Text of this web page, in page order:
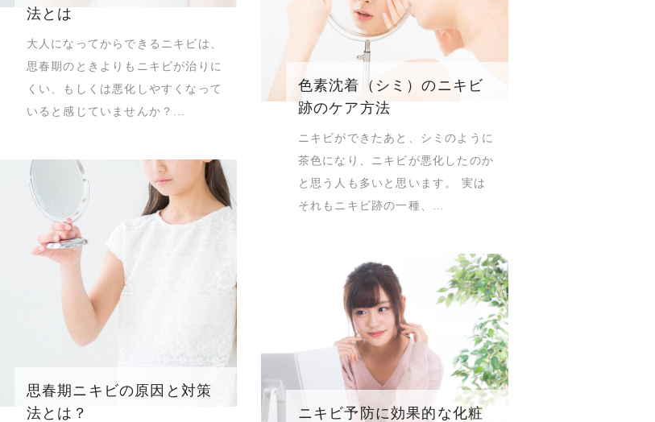
法とは
大人になってからできるニキビは、
思春期のときよりもニキビが治りに
くい、もしくは悪化しやすくなって
いると感じていませんか？…
色素沈着（シミ）のニキビ
跡のケア方法
ニキビができたあと、シミのように
茶色になり、ニキビが悪化したのか
と思う人も多いと思います。 実は
それもニキビ跡の一種、…
思春期ニキビの原因と対策
法とは？
ニキビ予防に効果的な化粧